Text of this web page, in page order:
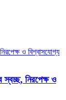
স্বচ্ছ, নিরপেক্ষ ও